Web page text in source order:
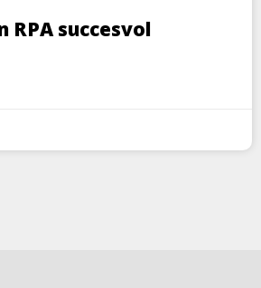
RPA succesvol